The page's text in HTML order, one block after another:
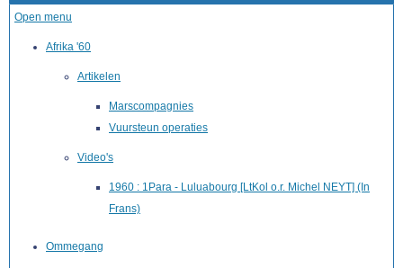
Open menu
Afrika '60
Artikelen
Marscompagnies
Vuursteun operaties
Video's
1960 : 1Para - Luluabourg [LtKol o.r. Michel NEYT] (In
Frans)
Ommegang